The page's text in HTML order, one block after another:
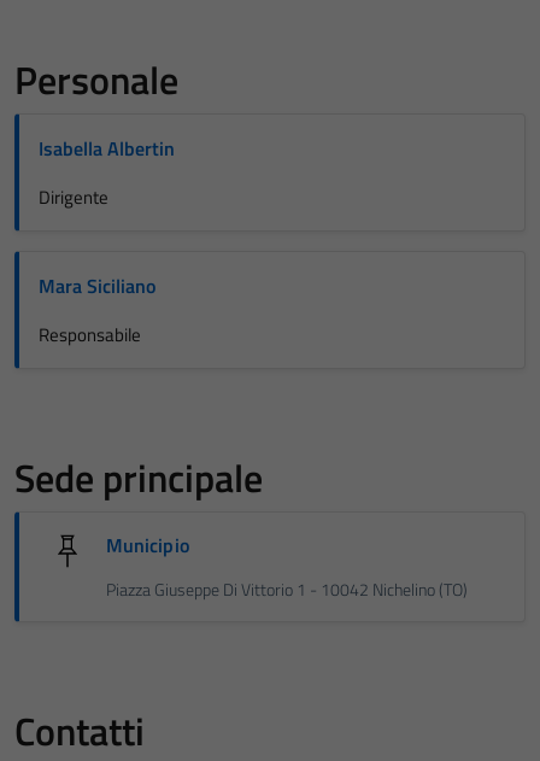
Personale
Isabella Albertin
Dirigente
Mara Siciliano
Responsabile
Sede principale
Municipio
Piazza Giuseppe Di Vittorio 1 - 10042 Nichelino (TO)
Contatti